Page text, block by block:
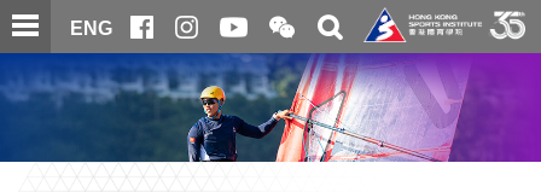
跳
至
內
ENG
開
合
微
信
二
維
碼
關
搜
尋
内